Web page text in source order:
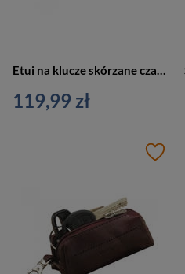
Etui na klucze skórzane czarne Verus Monaco 02 BL
119,99 zł